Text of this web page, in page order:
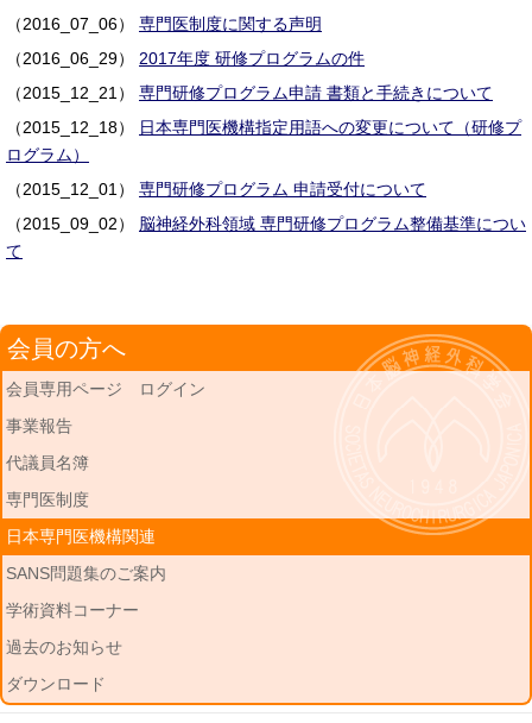
（2016_07_06） 専門医制度に関する声明
（2016_06_29） 2017年度 研修プログラムの件
（2015_12_21） 専門研修プログラム申請 書類と手続きについて
（2015_12_18）
日本専門医機構指定用語への変更について（研修プ
ログラム）
（2015_12_01） 専門研修プログラム 申請受付について
（2015_09_02） 脳神経外科領域 専門研修プログラム整備基準につい
て
会員の方へ
会員専用ページ ログイン
事業報告
代議員名簿
専門医制度
日本専門医機構関連
SANS問題集のご案内
学術資料コーナー
過去のお知らせ
ダウンロード